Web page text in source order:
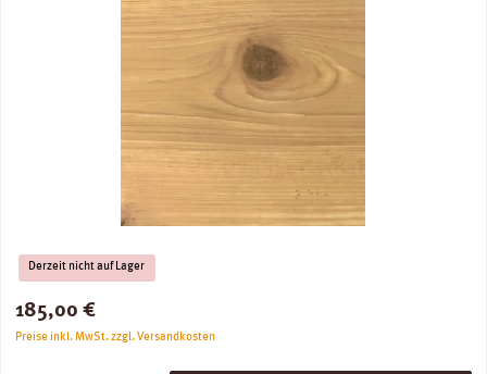
Derzeit nicht auf Lager
Regulärer Preis:
185,00 €
Preise inkl. MwSt. zzgl. Versandkosten